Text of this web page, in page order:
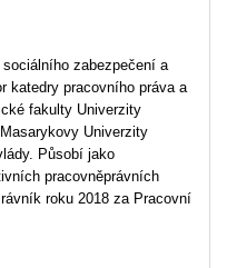
zabezpečení a
katedry pracovního práva a
fakulty Univerzity
Univerzity
Působí jako
pracovněprávních
roku 2018 za Pracovní